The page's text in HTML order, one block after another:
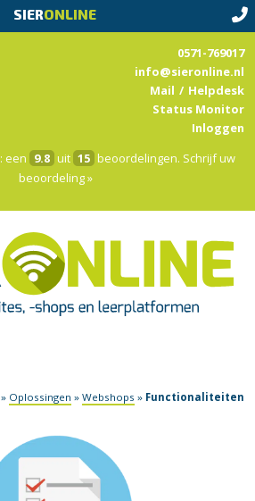
SIERONLINE
: een 9.8 uit 15 beoordelingen. Schrijf uw
beoordeling »
0571-769017
info@sieronline.nl
Mail / Helpdesk
Status Monitor
Inloggen
» Oplossingen » Webshops » Functionaliteiten